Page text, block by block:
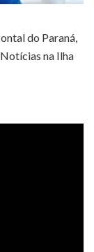
do Paraná,
na Ilha